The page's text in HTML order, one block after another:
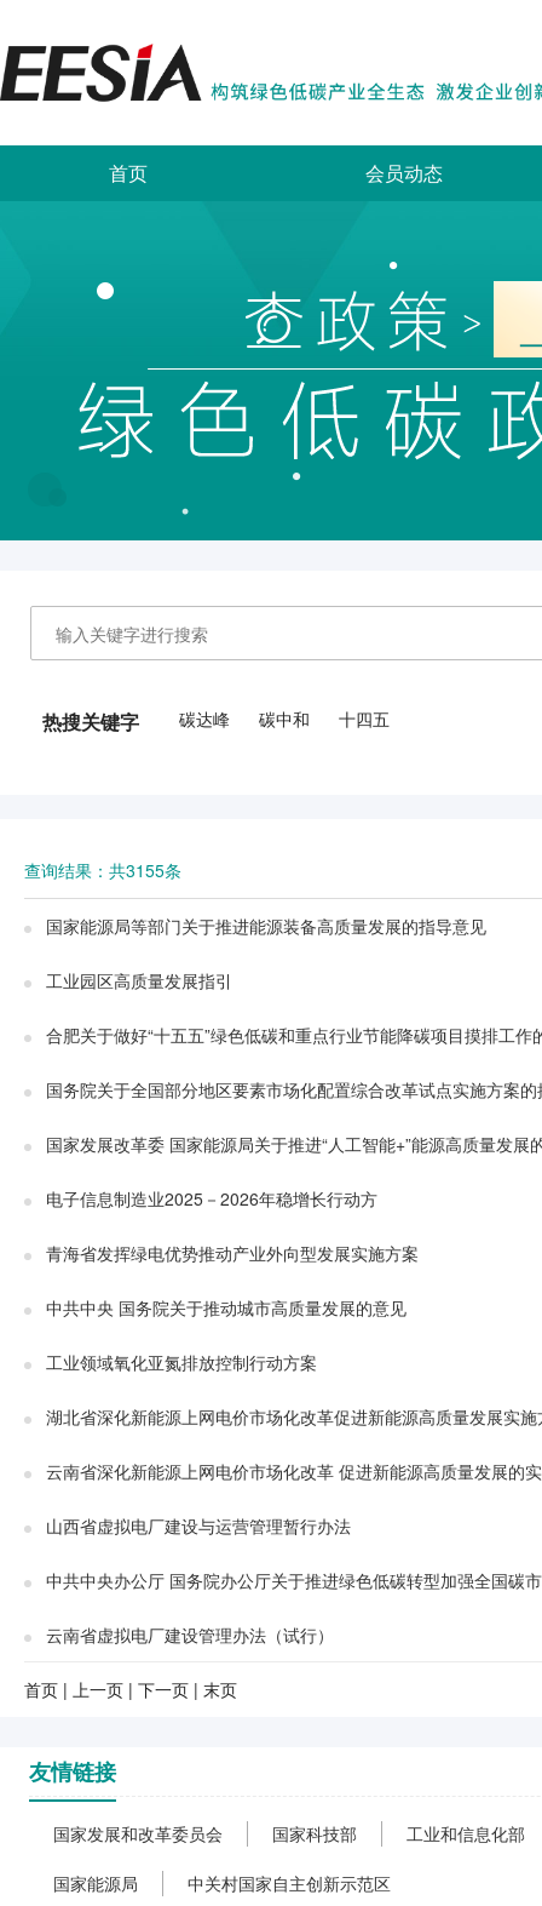
首页 会员动态
热搜关键字 碳达峰 碳中和 十四五
查询结果：共3155条
国家能源局等部门关于推进能源装备高质量发展的指导意见
工业园区高质量发展指引
合肥关于做好“十五五”绿色低碳和重点行业节能降碳项目摸排工作
国务院关于全国部分地区要素市场化配置综合改革试点实施方案的
国家发展改革委 国家能源局关于推进“人工智能+”能源高质量发展
电子信息制造业2025－2026年稳增长行动方
青海省发挥绿电优势推动产业外向型发展实施方案
中共中央 国务院关于推动城市高质量发展的意见
工业领域氧化亚氮排放控制行动方案
湖北省深化新能源上网电价市场化改革促进新能源高质量发展实施
云南省深化新能源上网电价市场化改革 促进新能源高质量发展的
山西省虚拟电厂建设与运营管理暂行办法
中共中央办公厅 国务院办公厅关于推进绿色低碳转型加强全国碳
云南省虚拟电厂建设管理办法（试行）
首页 | 上一页 | 下一页 | 末页
友情链接
国家发展和改革委员会 国家科技部 工业和信息化部
国家能源局 中关村国家自主创新示范区